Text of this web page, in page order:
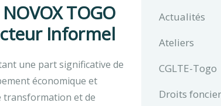
TOGO
Informel
une part significative de
économique et
transformation et de
Actualités
Ateliers
CGLTE-Togo
Droits